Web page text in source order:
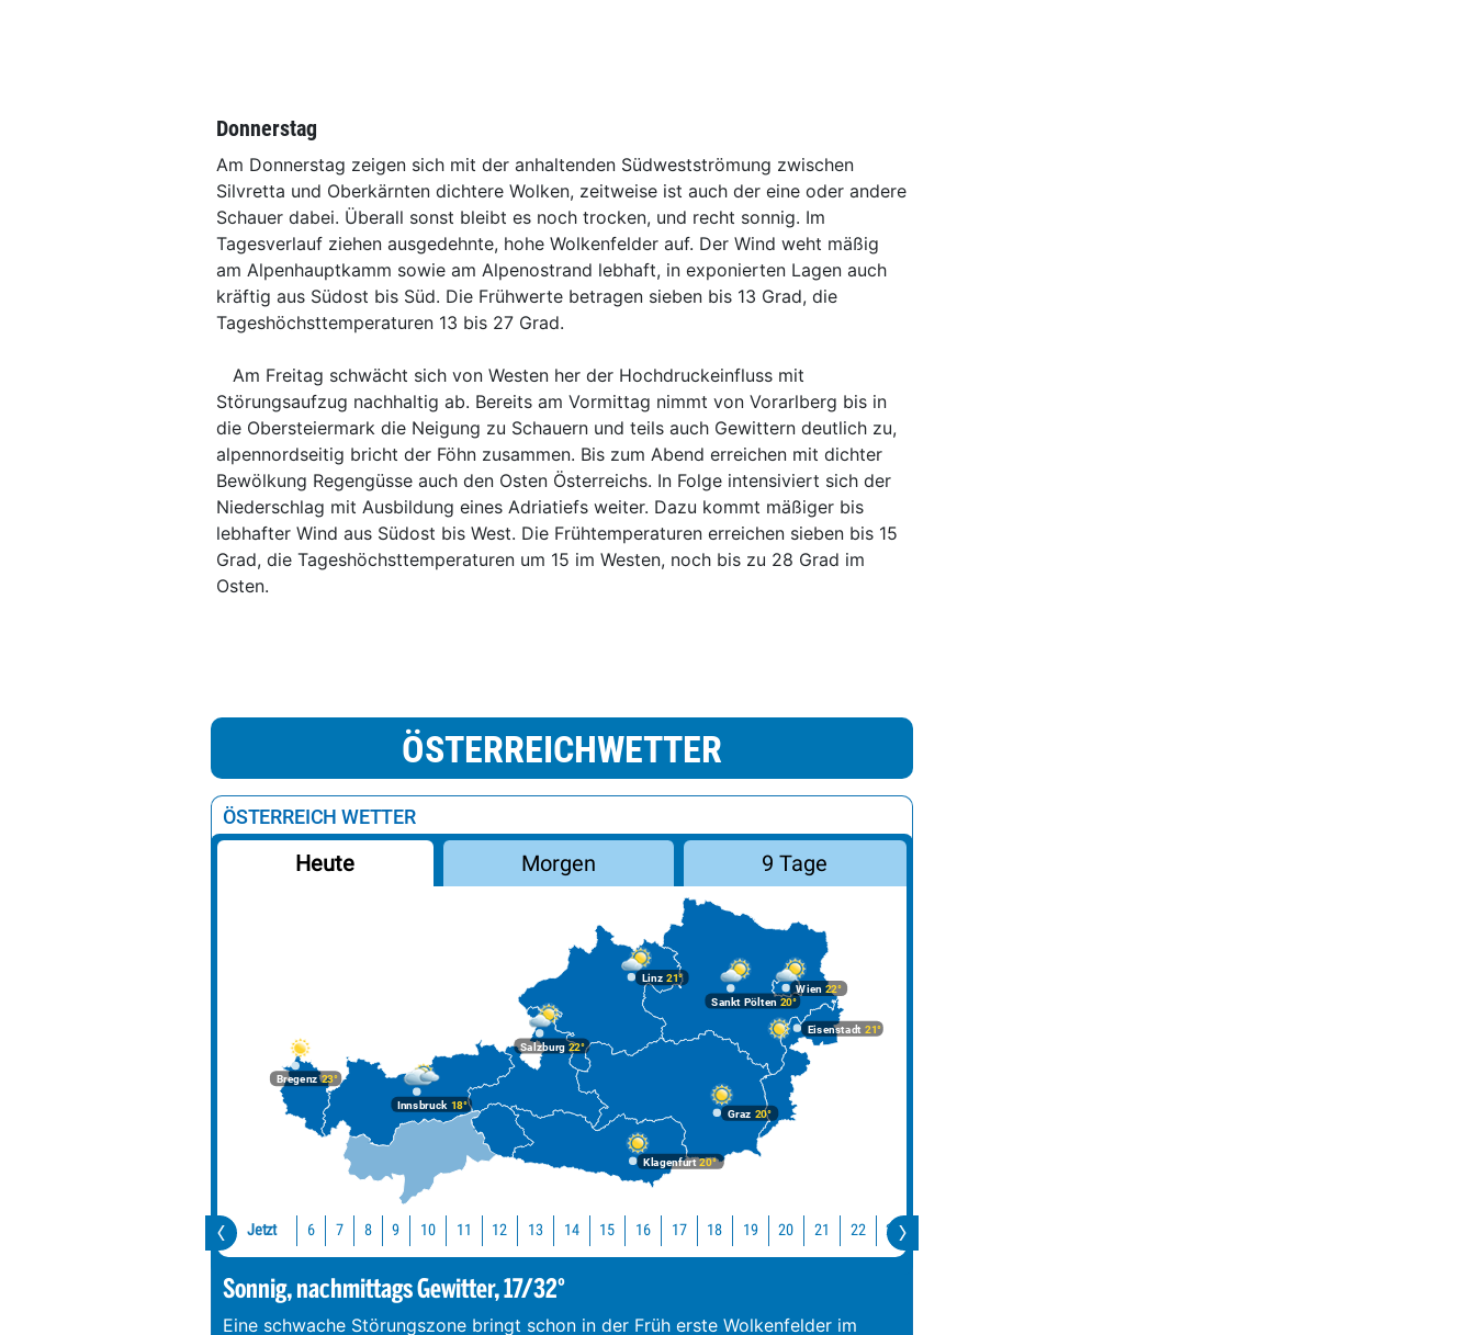
Donnerstag
Am Donnerstag zeigen sich mit der anhaltenden Südwestströmung zwischen
Silvretta und Oberkärnten dichtere Wolken, zeitweise ist auch der eine oder andere
Schauer dabei. Überall sonst bleibt es noch trocken, und recht sonnig. Im
Tagesverlauf ziehen ausgedehnte, hohe Wolkenfelder auf. Der Wind weht mäßig
am Alpenhauptkamm sowie am Alpenostrand lebhaft, in exponierten Lagen auch
kräftig aus Südost bis Süd. Die Frühwerte betragen sieben bis 13 Grad, die
Tageshöchsttemperaturen 13 bis 27 Grad.
Am Freitag schwächt sich von Westen her der Hochdruckeinfluss mit
Störungsaufzug nachhaltig ab. Bereits am Vormittag nimmt von Vorarlberg bis in
die Obersteiermark die Neigung zu Schauern und teils auch Gewittern deutlich zu,
alpennordseitig bricht der Föhn zusammen. Bis zum Abend erreichen mit dichter
Bewölkung Regengüsse auch den Osten Österreichs. In Folge intensiviert sich der
Niederschlag mit Ausbildung eines Adriatiefs weiter. Dazu kommt mäßiger bis
lebhafter Wind aus Südost bis West. Die Frühtemperaturen erreichen sieben bis 15
Grad, die Tageshöchsttemperaturen um 15 im Westen, noch bis zu 28 Grad im
Osten.
ÖSTERREICHWETTER
ÖSTERREICH WETTER
Heute Morgen 9 Tage
Bregenz23°
Graz 20°
Innsbruck18°
Klagenfurt20°
Linz 21°
Salzburg22°
Wien 22°
Eisenstadt 21°
Sankt Pölten 20°
Jetzt 6 7 8 9 10 11 12 13 14 15 16 17 18 19 20 21 22 23
Sonnig, nachmittags Gewitter, 17/32°
Eine schwache Störungszone bringt schon in der Früh erste Wolkenfelder im